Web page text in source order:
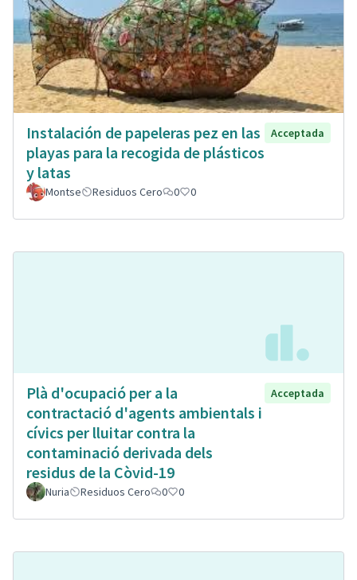
Instalación de papeleras pez en las
playas para la recogida de plásticos
y latas
Acceptada
Montse Residuos Cero 0 0
Plà d'ocupació per a la
contractació d'agents ambientals i
cívics per lluitar contra la
contaminació derivada dels
residus de la Còvid-19
Acceptada
Nuria Residuos Cero 0 0